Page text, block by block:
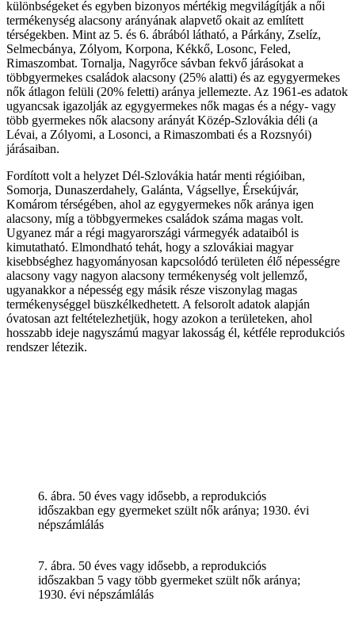
különbségeket és egyben bizonyos mértékig megvilágítják a női
termékenység alacsony arányának alapvető okait az említett
térségekben. Mint az 5. és 6. ábrából látható, a Párkány, Zselíz,
Selmecbánya, Zólyom, Korpona, Kékkő, Losonc, Feled,
Rimaszombat. Tornalja, Nagy­rőce sávban fekvő járásokat a
többgyermekes családok alacsony (25% alatti) és az egygyermekes
nők átlagon felüli (20% feletti) aránya jellemezte. Az 1961-es adatok
ugyancsak igazolják az egygyermekes nők magas és a négy- vagy
több gyermekes nők alacsony arányát Közép-Szlovákia déli (a
Lévai, a Zólyomi, a Losonci, a Rimaszombati és a Rozsnyói)
járásaiban.
Fordított volt a helyzet Dél-Szlovákia határ menti régióiban,
Somorja, Dunaszerdahely, Galánta, Vágsellye, Érsekújvár,
Komárom térségében, ahol az egygyermekes nők aránya igen
alacsony, míg a többgyermekes családok száma magas volt.
Ugyanez már a régi magyarországi vármegyék adataiból is
kimutatható. Elmondható tehát, hogy a szlovákiai magyar
kisebbséghez hagyományosan kapcsolódó területen élő népességre
alacsony vagy nagyon alacsony termékenység volt jellemző,
ugyanakkor a népesség egy másik része viszonylag magas
termékenységgel büszkélkedhetett. A felsorolt adatok alapján
óvatosan azt feltételezhetjük, hogy azokon a területeken, ahol
hosszabb ideje nagyszámú magyar lakosság él, kétféle reprodukciós
rendszer létezik.
6. ábra. 50 éves vagy idősebb, a reprodukciós
időszakban egy gyermeket szült nők aránya; 1930. évi
népszámlálás
7. ábra. 50 éves vagy idősebb, a reprodukciós
időszakban 5 vagy több gyermeket szült nők aránya;
1930. évi népszámlálás